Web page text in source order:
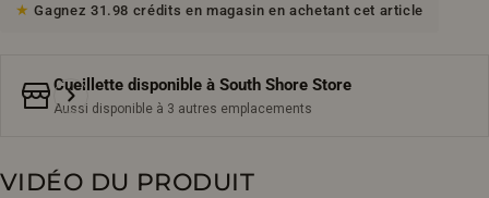
Gagnez 31.98 crédits en magasin en achetant cet article
Cueillette disponible à South Shore Store
Aussi disponible à 3 autres emplacements
VIDÉO DU PRODUIT